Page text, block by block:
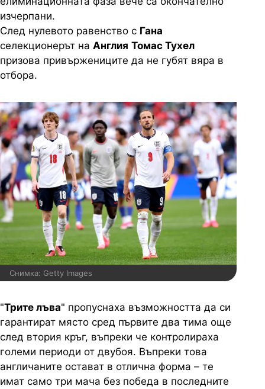
изчерпани.
След нулевото равенство с Гана
селекционерът на Англия Томас Тухел
призова привържениците да не губят вяра в
отбора.
Снимка: Getty Images
"Трите лъва" пропуснаха възможността да си
гарантират място сред първите два тима още
след втория кръг, въпреки че контролираха
големи периоди от двубоя. Въпреки това
англичаните остават в отлична форма – те
имат само три мача без победа в последните